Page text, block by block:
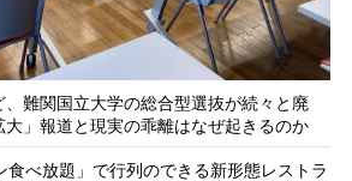
難関国立大学の総合型選抜が続々と廃
」報道と現実の乖離はなぜ起きるのか
食べ放題」で行列のできる新形態レストラ